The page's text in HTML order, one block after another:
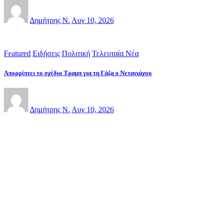
Δημήτρης Ν. Αυγ 10, 2026
Featured Ειδήσεις Πολιτική Τελευταία Νέα
Απορρίπτει το σχέδιο Τραμπ για τη Γάζα ο Νετανιάχου
Δημήτρης Ν. Αυγ 10, 2026